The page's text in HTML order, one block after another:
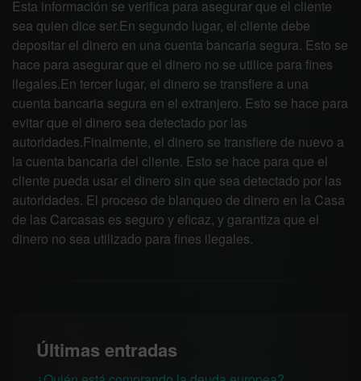
Esta información se verifica para asegurar que el cliente
sea quien dice ser.En segundo lugar, el cliente debe
depositar el dinero en una cuenta bancaria segura. Esto se
hace para asegurar que el dinero no se utilice para fines
ilegales.En tercer lugar, el dinero se transfiere a una
cuenta bancaria segura en el extranjero. Esto se hace para
evitar que el dinero sea detectado por las
autoridades.Finalmente, el dinero se transfiere de nuevo a
la cuenta bancaria del cliente. Esto se hace para que el
cliente pueda usar el dinero sin que sea detectado por las
autoridades. El proceso de blanqueo de dinero en la Casa
de las Carcasas es seguro y eficaz, y garantiza que el
dinero no sea utilizado para fines ilegales.
Últimas entradas